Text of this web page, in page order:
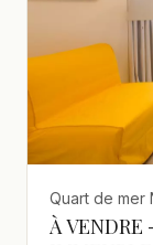
Quart de mer
À VENDRE